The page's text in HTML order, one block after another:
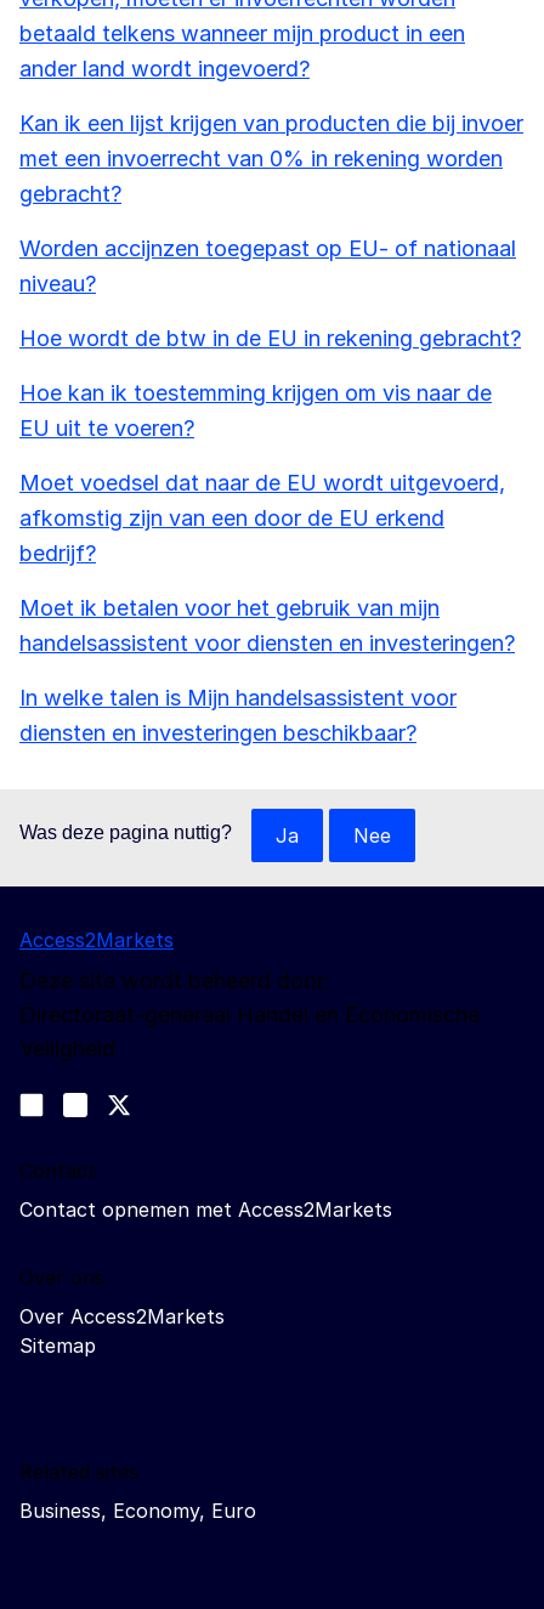
betaald telkens wanneer mijn product in een
ander land wordt ingevoerd?
Kan ik een lijst krijgen van producten die bij invoer
met een invoerrecht van 0% in rekening worden
gebracht?
Worden accijnzen toegepast op EU- of nationaal
niveau?
Hoe wordt de btw in de EU in rekening gebracht?
Hoe kan ik toestemming krijgen om vis naar de
EU uit te voeren?
Moet voedsel dat naar de EU wordt uitgevoerd,
afkomstig zijn van een door de EU erkend
bedrijf?
Moet ik betalen voor het gebruik van mijn
handelsassistent voor diensten en investeringen?
In welke talen is Mijn handelsassistent voor
diensten en investeringen beschikbaar?
Was deze pagina nuttig? Ja Nee
Access2Markets
Deze site wordt beheerd door:
Directoraat-generaal Handel en Economische
Veiligheid
Join us on LinkedIn
Trade-Off podcast
Contact
Contact opnemen met Access2Markets
Over ons
Over Access2Markets
Sitemap
Related sites
Business, Economy, Euro